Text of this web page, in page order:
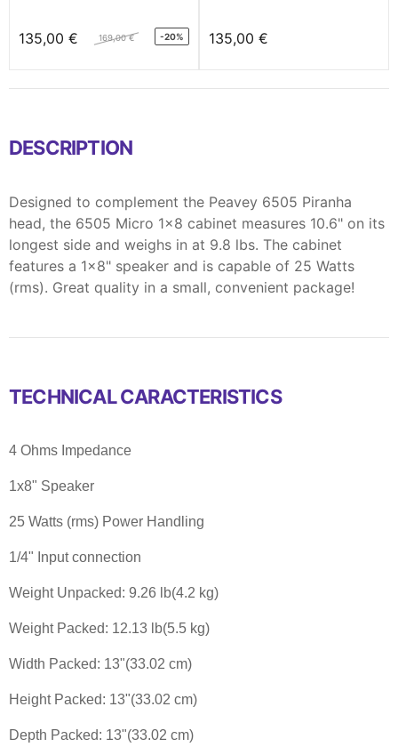
135,00 € 169,00 € -20% 135,00 €
DESCRIPTION
Designed to complement the Peavey 6505 Piranha
head, the 6505 Micro 1x8 cabinet measures 10.6" on its
longest side and weighs in at 9.8 lbs. The cabinet
features a 1x8" speaker and is capable of 25 Watts
(rms). Great quality in a small, convenient package!
TECHNICAL CARACTERISTICS
4 Ohms Impedance
1x8" Speaker
25 Watts (rms) Power Handling
1/4" Input connection
Weight Unpacked: 9.26 lb(4.2 kg)
Weight Packed: 12.13 lb(5.5 kg)
Width Packed: 13"(33.02 cm)
Height Packed: 13"(33.02 cm)
Depth Packed: 13"(33.02 cm)